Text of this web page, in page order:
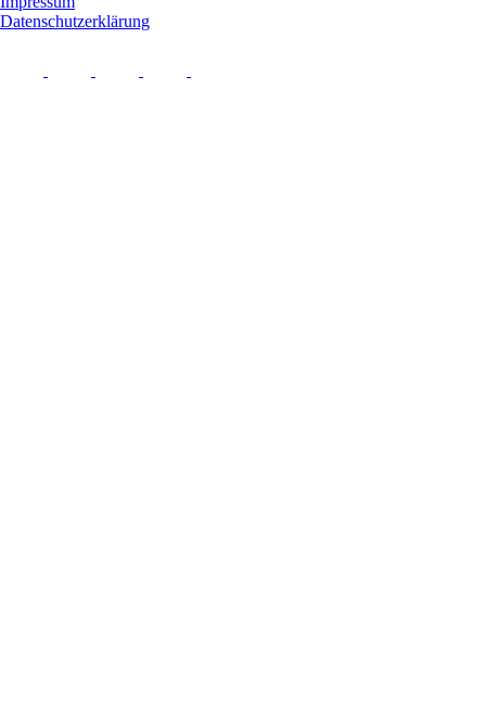
Datenschutzerklärung